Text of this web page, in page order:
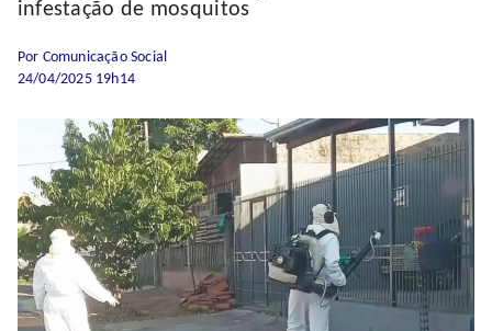
infestação de mosquitos
Por Comunicação Social
24/04/2025 19h14